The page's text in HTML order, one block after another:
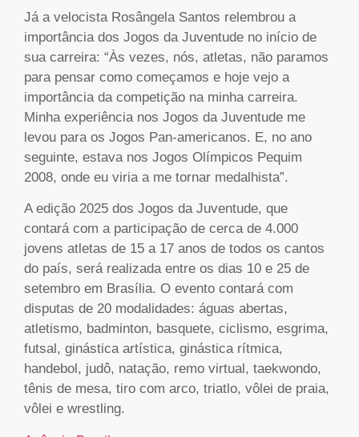
Já a velocista Rosângela Santos relembrou a
importância dos Jogos da Juventude no início de
sua carreira: “Às vezes, nós, atletas, não paramos
para pensar como começamos e hoje vejo a
importância da competição na minha carreira.
Minha experiência nos Jogos da Juventude me
levou para os Jogos Pan-americanos. E, no ano
seguinte, estava nos Jogos Olímpicos Pequim
2008, onde eu viria a me tornar medalhista”.
A edição 2025 dos Jogos da Juventude, que
contará com a participação de cerca de 4.000
jovens atletas de 15 a 17 anos de todos os cantos
do país, será realizada entre os dias 10 e 25 de
setembro em Brasília. O evento contará com
disputas de 20 modalidades: águas abertas,
atletismo, badminton, basquete, ciclismo, esgrima,
futsal, ginástica artística, ginástica rítmica,
handebol, judô, natação, remo virtual, taekwondo,
tênis de mesa, tiro com arco, triatlo, vôlei de praia,
vôlei e wrestling.